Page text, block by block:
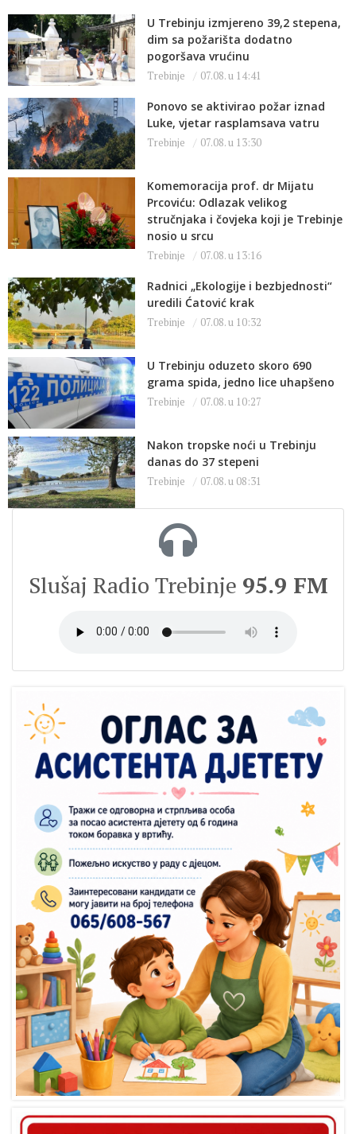
U Trebinju izmjereno 39,2 stepena,
dim sa požarišta dodatno
pogoršava vrućinu
Trebinje 07.08. u 14:41
Ponovo se aktivirao požar iznad
Luke, vjetar rasplamsava vatru
Trebinje 07.08. u 13:30
Komemoracija prof. dr Mijatu
Prcoviću: Odlazak velikog
stručnjaka i čovjeka koji je Trebinje
nosio u srcu
Trebinje 07.08. u 13:16
Radnici „Ekologije i bezbjednosti“
uredili Ćatović krak
Trebinje 07.08. u 10:32
U Trebinju oduzeto skoro 690
grama spida, jedno lice uhapšeno
Trebinje 07.08. u 10:27
Nakon tropske noći u Trebinju
danas do 37 stepeni
Trebinje 07.08. u 08:31
Slušaj Radio Trebinje 95.9 FM